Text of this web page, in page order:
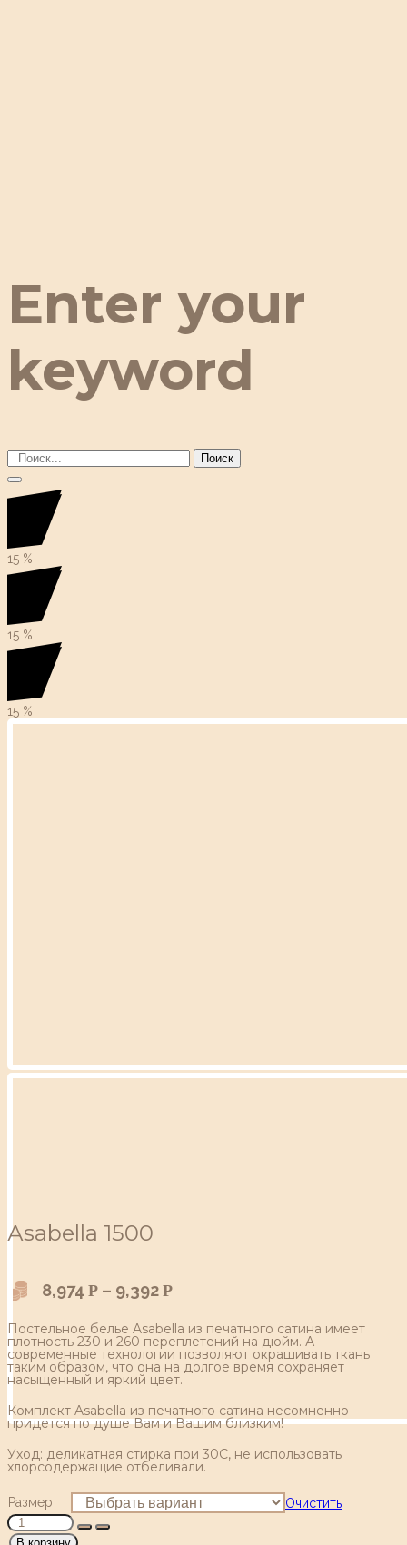
Enter your
keyword
Поиск
15 %
15 %
15 %
Аsabella 1500
8,974 Р – 9,392 Р
Постельное белье Asabella из печатного сатина имеет
плотность 230 и 260 переплетений на дюйм. А
современные технологии позволяют окрашивать ткань
таким образом, что она на долгое время сохраняет
насыщенный и яркий цвет.
Комплект Asabella из печатного сатина несомненно
придется по душе Вам и Вашим близким!
Уход: деликатная стирка при 30С, не использовать
хлорсодержащие отбеливали.
Размер Очистить